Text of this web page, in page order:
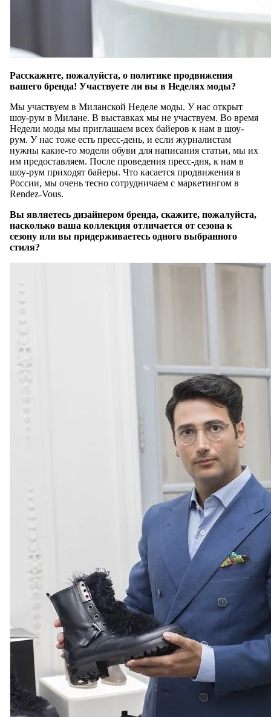
Расскажите, пожалуйста, о политике продвижения
вашего бренда! Участвуете ли вы в Неделях моды?
Мы участвуем в Миланской Неделе моды. У нас открыт
шоу-рум в Милане. В выставках мы не участвуем. Во время
Недели моды мы приглашаем всех байеров к нам в шоу-
рум. У нас тоже есть пресс-день, и если журналистам
нужны какие-то модели обуви для написания статьи, мы их
им предоставляем. После проведения пресс-дня, к нам в
шоу-рум приходят байеры. Что касается продвижения в
России, мы очень тесно сотрудничаем с маркетингом в
Rendez-Vous.
Вы являетесь дизайнером бренда, скажите, пожалуйста,
насколько ваша коллекция отличается от сезона к
сезону или вы придерживаетесь одного выбранного
стиля?